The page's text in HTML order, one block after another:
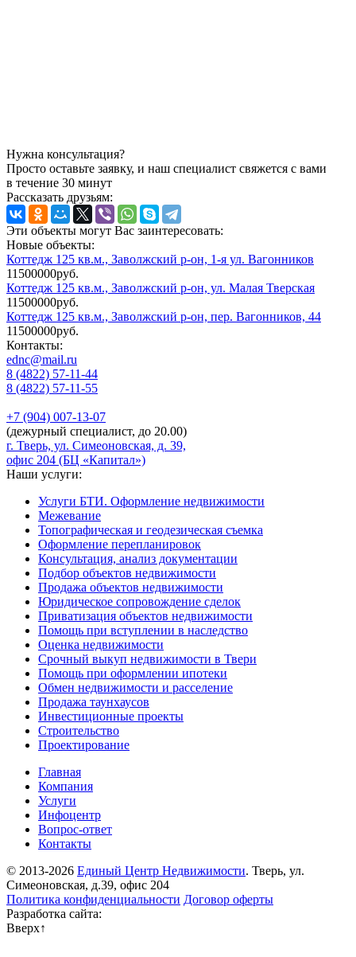
Нужна консультация?
Просто оставьте заявку, и наш специалист свяжется с вами
в течение 30 минут
Рассказать друзьям:
Эти объекты могут Вас заинтересовать:
Новые объекты:
Коттедж 125 кв.м., Заволжский р-он, 1-я ул. Вагонников
11500000руб.
Коттедж 125 кв.м., Заволжский р-он, ул. Малая Тверская
11500000руб.
Коттедж 125 кв.м., Заволжский р-он, пер. Вагонников, 44
11500000руб.
Контакты:
ednc@mail.ru
8 (4822) 57-11-44
8 (4822) 57-11-55
+7 (904) 007-13-07
(дежурный специалист, до 20.00)
г. Тверь, ул. Симеоновская, д. 39,
офис 204 (БЦ «Капитал»)
Наши услуги:
Услуги БТИ. Оформление недвижимости
Межевание
Топографическая и геодезическая съемка
Оформление перепланировок
Консультация, анализ документации
Подбор объектов недвижимости
Продажа объектов недвижимости
Юридическое сопровождение сделок
Приватизация объектов недвижимости
Помощь при вступлении в наследство
Оценка недвижимости
Срочный выкуп недвижимости в Твери
Помощь при оформлении ипотеки
Обмен недвижимости и расселение
Продажа таунхаусов
Инвестиционные проекты
Строительство
Проектирование
Главная
Компания
Услуги
Инфоцентр
Вопрос-ответ
Контакты
© 2013-2026 Единый Центр Недвижимости. Тверь, ул.
Симеоновская, д.39, офис 204
Политика конфиденциальности Договор оферты
Разработка сайта:
Вверх↑